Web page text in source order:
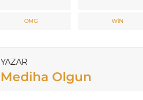
OMG WIN
YAZAR
Mediha Olgun